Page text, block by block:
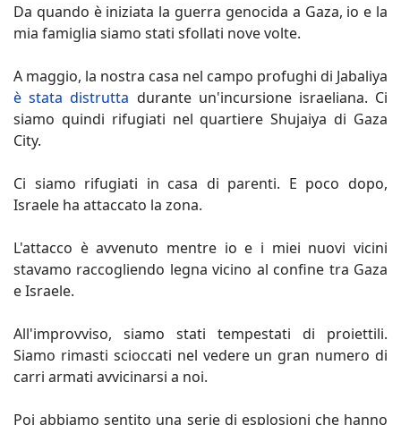
Da quando è iniziata la guerra genocida a Gaza, io e la
mia famiglia siamo stati sfollati nove volte.
A maggio, la nostra casa nel campo profughi di Jabaliya
è stata distrutta durante un'incursione israeliana. Ci
siamo quindi rifugiati nel quartiere Shujaiya di Gaza
City.
Ci siamo rifugiati in casa di parenti. E poco dopo,
Israele ha attaccato la zona.
L'attacco è avvenuto mentre io e i miei nuovi vicini
stavamo raccogliendo legna vicino al confine tra Gaza
e Israele.
All'improvviso, siamo stati tempestati di proiettili.
Siamo rimasti scioccati nel vedere un gran numero di
carri armati avvicinarsi a noi.
Poi abbiamo sentito una serie di esplosioni che hanno